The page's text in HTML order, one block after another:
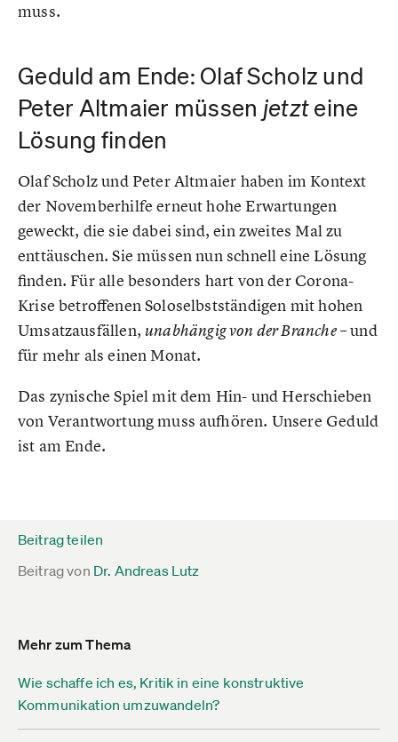
muss.
Geduld am Ende: Olaf Scholz und
Peter Altmaier müssen jetzt eine
Lösung finden
Olaf Scholz und Peter Altmaier haben im Kontext
der Novemberhilfe erneut hohe Erwartungen
geweckt, die sie dabei sind, ein zweites Mal zu
enttäuschen. Sie müssen nun schnell eine Lösung
finden. Für alle besonders hart von der Corona-
Krise betroffenen Soloselbstständigen mit hohen
Umsatzausfällen, unabhängig von der Branche– und
für mehr als einen Monat.
Das zynische Spiel mit dem Hin- und Herschieben
von Verantwortung muss aufhören. Unsere Geduld
ist am Ende.
Beitrag teilen
Beitrag von Dr. Andreas Lutz
Mehr zum Thema
Wie schaffe ich es, Kritik in eine konstruktive
Kommunikation umzuwandeln?